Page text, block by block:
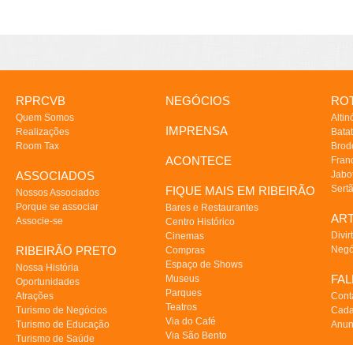
RPRCVB
Quem Somos
Realizações
Room Tax
ASSOCIADOS
Nossos Associados
Porque se associar
Associe-se
RIBEIRÃO PRETO
Nossa História
Oportunidades
Atrações
Turismo de Negócios
Turismo de Educação
Turismo de Saúde
NEGÓCIOS
IMPRENSA
ACONTECE
FIQUE MAIS EM RIBEIRÃO
Bares e Restaurantes
Centro Histórico
Cinemas
Compras
Espaço de Shows
Museus
Parques
Teatros
Via do Café
Via São Bento